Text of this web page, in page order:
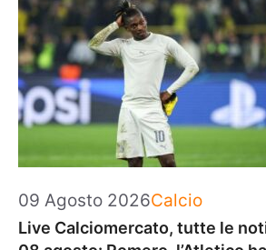
09 Agosto 2026Categorie
Calcio
Live Calciomercato, tutte le